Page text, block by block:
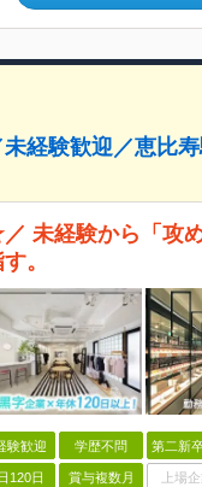
経験歓迎／恵比
経験から「攻め
。
験歓迎 学歴不問 第二新
120日 賞与複数月 上場